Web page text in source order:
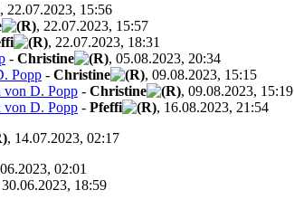
, 22.07.2023, 15:56
, 22.07.2023, 15:57
, 22.07.2023, 18:31
- Christine
, 05.08.2023, 20:34
Popp - Christine
, 09.08.2023, 15:15
von D. Popp - Christine
, 09.08.2023, 15:19
von D. Popp - Pfeffi
, 16.08.2023, 21:54
, 14.07.2023, 02:17
02:01
30.06.2023, 18:59